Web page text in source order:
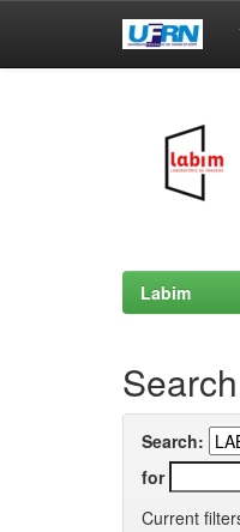
Labim
Search
Search:
for
Current